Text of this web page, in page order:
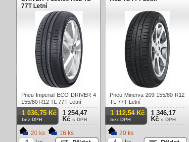
77T Letní
Pneu Imperial ECO DRIVER 4
155/80 R12 TL 77T Letní
1 036,75 Kč
bez DPH
1 254,47
Kč s DPH
20 ks 16 ks
Pneu Minerva 209 155/80 R12
TL 77T Letní
1 112,54 Kč
bez DPH
1 346,17
Kč s DPH
20 ks